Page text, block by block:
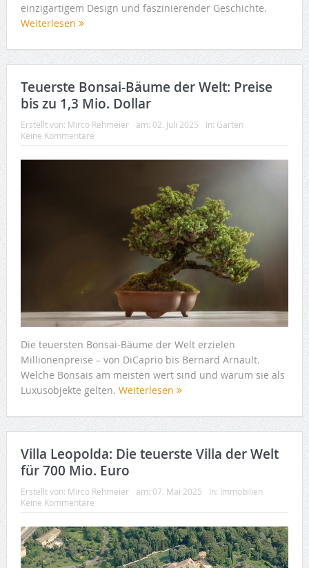
einzigartigem Design und faszinierender Geschichte.
Weiterlesen
Teuerste Bonsai-Bäume der Welt: Preise
bis zu 1,3 Mio. Dollar
Erstellt von: Mirco Rehmeier am: 02. Juli 2025 In: Garten
Keine Kommentare
Die teuersten Bonsai-Bäume der Welt erzielen
Millionenpreise – von DiCaprio bis Bernard Arnault.
Welche Bonsais am meisten wert sind und warum sie als
Luxusobjekte gelten. Weiterlesen
Villa Leopolda: Die teuerste Villa der Welt
für 700 Mio. Euro
Erstellt von: Mirco Rehmeier am: 07. Mai 2025 In: Immobilien
Keine Kommentare